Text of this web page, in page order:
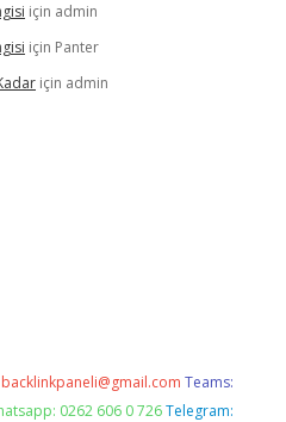
için admin
için Panter
için admin
backlinkpaneli@gmail.com Teams:
0262 606 0 726 Telegram: